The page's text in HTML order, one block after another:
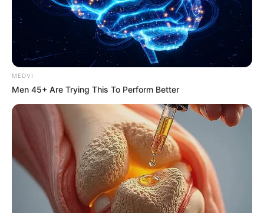
Feeling Tired? Here's The Trick To Perform Better
MEDVI
MEDVI
Men 45+ Are Trying This To Perform Better